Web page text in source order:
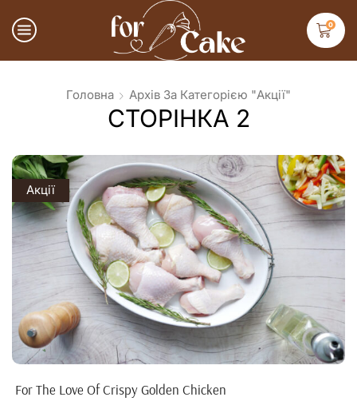
0
Головна Архів За Категорією "Акції"
СТОРІНКА 2
Акції
For The Love Of Crispy Golden Chicken